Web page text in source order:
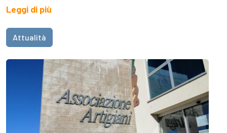
Leggi di più
Attualità